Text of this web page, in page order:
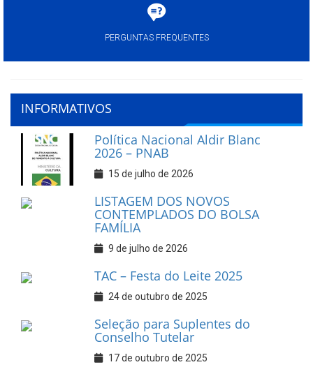
PERGUNTAS FREQUENTES
INFORMATIVOS
Política Nacional Aldir Blanc
2026 – PNAB
15 de julho de 2026
LISTAGEM DOS NOVOS
CONTEMPLADOS DO BOLSA
FAMÍLIA
9 de julho de 2026
TAC – Festa do Leite 2025
24 de outubro de 2025
Seleção para Suplentes do
Conselho Tutelar
17 de outubro de 2025